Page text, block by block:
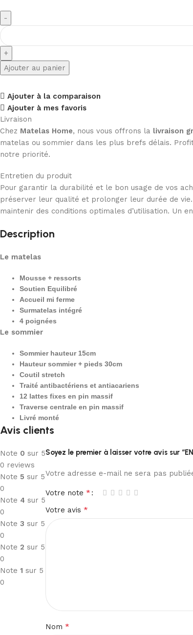
Ajouter au panier
Ajouter à la comparaison
Ajouter à mes favoris
Livraison
Chez Matelas Home, nous vous offrons la livraison
matelas ou sommier dans les plus brefs délais.
notre priorité.
Entretien du produit
Pour garantir la durabilité et le bon usage de vos
préserver leur qualité et prolonger leur durée de
maintenir des conditions optimales d’utilisation.
Description
Le matelas
Mousse + ressorts
Soutien Equilibré
Accueil mi ferme
Surmatelas intégré
4 poignées
Le sommier
Sommier hauteur 15cm
Hauteur sommier + pieds 30cm
Coutil stretch
Traité antibactériens et antiacariens
12 lattes fixes en pin massif
Traverse centrale en pin massif
Livré monté
Avis clients
Note 0 sur 5
0 reviews
Note 5 sur 5
0
Note 4 sur 5
0
Note 3 sur 5
0
Note 2 sur 5
0
Note 1 sur 5
0
Soyez le premier à laisser votre avis sur
Votre adresse e-mail ne sera pas
Votre note *
Votre avis *
Nom *